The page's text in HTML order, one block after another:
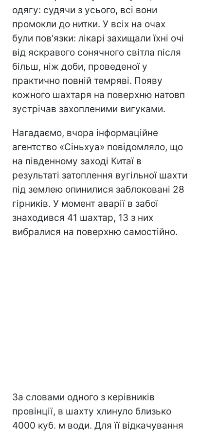
одягу: судячи з усього, всі вони
промокли до нитки. У всіх на очах
були пов'язки: лікарі захищали їхні очі
від яскравого сонячного світла після
більш, ніж доби, проведеної у
практично повній темряві. Появу
кожного шахтаря на поверхню натовп
зустрічав захопленими вигуками.
Нагадаємо, вчора інформаційне
агентство «Сіньхуа» повідомляло, що
на південному заході Китаї в
результаті затоплення вугільної шахти
під землею опинилися заблоковані 28
гірників. У момент аварії в забої
знаходився 41 шахтар, 13 з них
вибралися на поверхню самостійно.
За словами одного з керівників
провінції, в шахту хлинуло близько
4000 куб. м води. Для її відкачування